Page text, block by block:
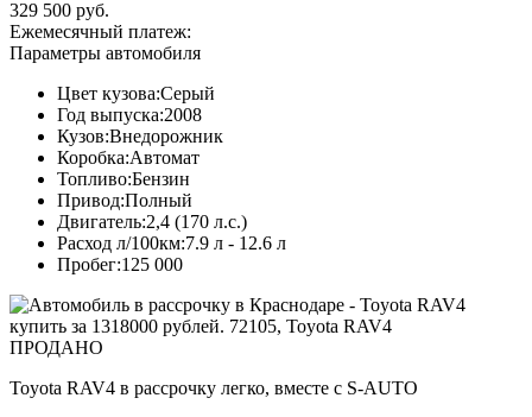
329 500 руб.
Ежемесячный платеж:
Параметры автомобиля
Цвет кузова:Серый
Год выпуска:2008
Кузов:Внедорожник
Коробка:Автомат
Топливо:Бензин
Привод:Полный
Двигатель:2,4 (170 л.с.)
Расход л/100км:7.9 л - 12.6 л
Пробег:125 000
ПРОДАНО
Toyota RAV4 в рассрочку легко, вместе с S-AUTO